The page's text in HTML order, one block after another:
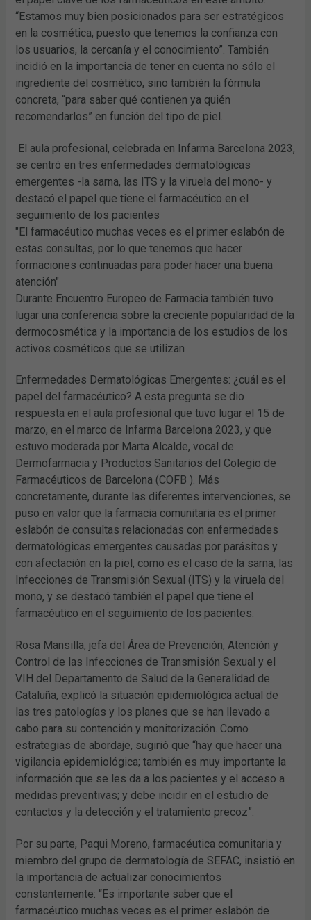
“Estamos muy bien posicionados para ser estratégicos
en la cosmética, puesto que tenemos la confianza con
los usuarios, la cercanía y el conocimiento”. También
incidió en la importancia de tener en cuenta no sólo el
ingrediente del cosmético, sino también la fórmula
concreta, “para saber qué contienen ya quién
recomendarlos” en función del tipo de piel.
El aula profesional, celebrada en Infarma Barcelona 2023,
se centró en tres enfermedades dermatológicas
emergentes -la sarna, las ITS y la viruela del mono- y
destacó el papel que tiene el farmacéutico en el
seguimiento de los pacientes
"El farmacéutico muchas veces es el primer eslabón de
estas consultas, por lo que tenemos que hacer
formaciones continuadas para poder hacer una buena
atención"
Durante Encuentro Europeo de Farmacia también tuvo
lugar una conferencia sobre la creciente popularidad de la
dermocosmética y la importancia de los estudios de los
activos cosméticos que se utilizan
Enfermedades Dermatológicas Emergentes: ¿cuál es el
papel del farmacéutico? A esta pregunta se dio
respuesta en el aula profesional que tuvo lugar el 15 de
marzo, en el marco de Infarma Barcelona 2023, y que
estuvo moderada por Marta Alcalde, vocal de
Dermofarmacia y Productos Sanitarios del Colegio de
Farmacéuticos de Barcelona (COFB ). Más
concretamente, durante las diferentes intervenciones, se
puso en valor que la farmacia comunitaria es el primer
eslabón de consultas relacionadas con enfermedades
dermatológicas emergentes causadas por parásitos y
con afectación en la piel, como es el caso de la sarna, las
Infecciones de Transmisión Sexual (ITS) y la viruela del
mono, y se destacó también el papel que tiene el
farmacéutico en el seguimiento de los pacientes.
Rosa Mansilla, jefa del Área de Prevención, Atención y
Control de las Infecciones de Transmisión Sexual y el
VIH del Departamento de Salud de la Generalidad de
Cataluña, explicó la situación epidemiológica actual de
las tres patologías y los planes que se han llevado a
cabo para su contención y monitorización. Como
estrategias de abordaje, sugirió que “hay que hacer una
vigilancia epidemiológica; también es muy importante la
información que se les da a los pacientes y el acceso a
medidas preventivas; y debe incidir en el estudio de
contactos y la detección y el tratamiento precoz”.
Por su parte, Paqui Moreno, farmacéutica comunitaria y
miembro del grupo de dermatología de SEFAC, insistió en
la importancia de actualizar conocimientos
constantemente: “Es importante saber que el
farmacéutico muchas veces es el primer eslabón de